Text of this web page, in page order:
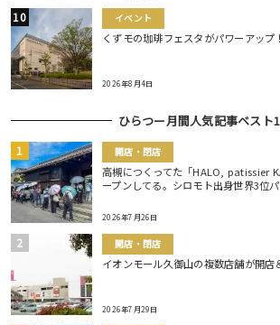
イベント
くずモの珈琲フェスタがパワーアップ
2026年8月4日
ひらつー月間人気記事ベスト
開店・閉店
高槻につくってた「HALO, patissier
ープンしてる。シロモト出身世界3位
2026年7月26日
開店・閉店
イオンモール久御山の複数店舗が開店
2026年7月29日